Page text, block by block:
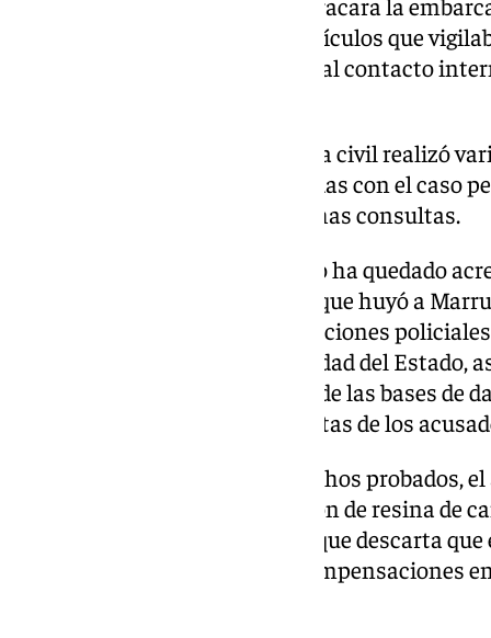
asegurarse de que, entre los vehículos que
encubiertos. El agente trasladó al contacto
Asimismo, consta que el guardia civil realizó
sistema de personas relacionadas con el caso
profesional» que justificara dichas consultas.
Sin embargo, para el tribunal no ha quedado
concertara» con el sospechoso que huyó a
información sobre las investigaciones
las Fuerzas y Cuerpos de Seguridad del Estado,
información que pudiera tener de las bases de
beneficio de las actividades ilícitas de los
Tampoco cree, en base a los hechos probados,
operaciones para la introducción de resina de
resto de los acusados, toda vez que descarta
proporcionadas consiguiera compensaciones